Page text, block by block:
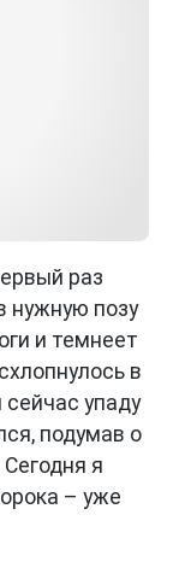
раз
нужную позу
и темнеет
в
сейчас упаду
подумав о
я
– уже